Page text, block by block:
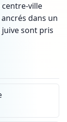
centre-ville
dans un
sont pris